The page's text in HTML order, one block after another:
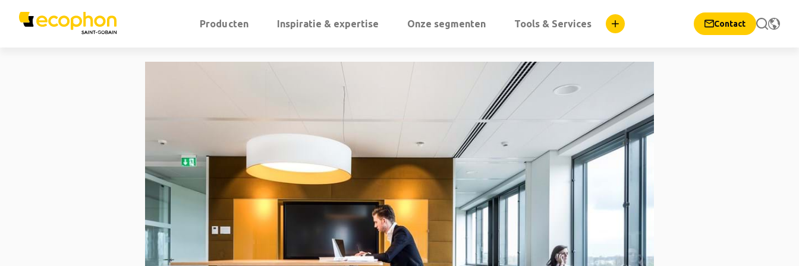
Producten Inspiratie & expertise Onze segmenten Tools & Services Contact